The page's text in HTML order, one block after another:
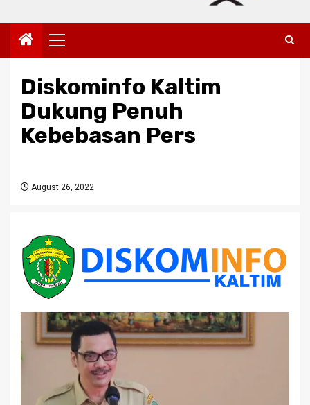
Primary
Menu
Diskominfo Kaltim
Dukung Penuh
Kebebasan Pers
August 26, 2022